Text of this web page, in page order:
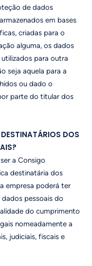
de dados
em bases
criadas para o
alguma, os dados
para outra
seja aquela para a
ou dado o
parte do titular dos
DOS
a Consigo
destinatária dos
empresa poderá ter
pessoais do
do cumprimento
nomeadamente a
judiciais, fiscais e